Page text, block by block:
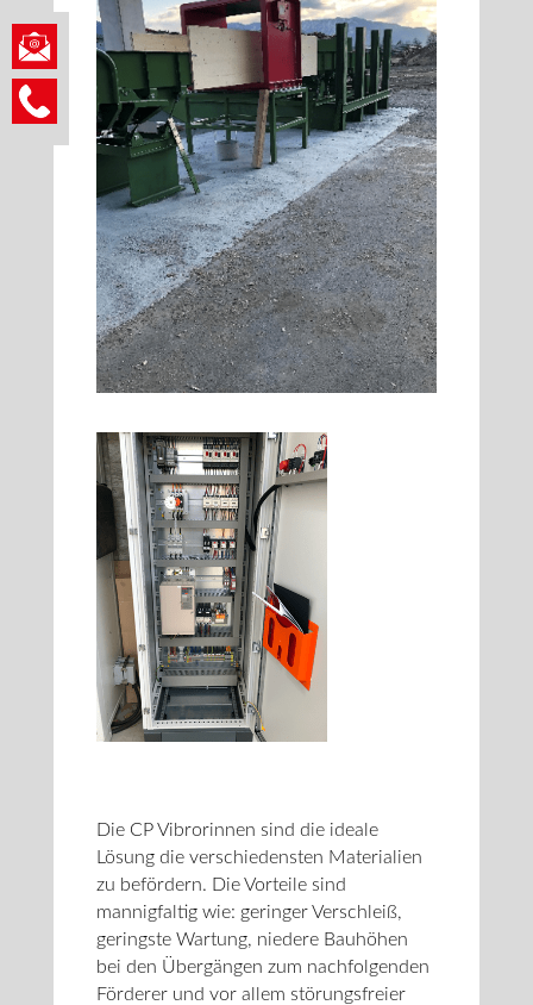
Die CP Vibrorinnen sind die ideale
Lösung die verschiedensten Materialien
zu befördern. Die Vorteile sind
mannigfaltig wie: geringer Verschleiß,
geringste Wartung, niedere Bauhöhen
bei den Übergängen zum nachfolgenden
Förderer und vor allem störungsfreier